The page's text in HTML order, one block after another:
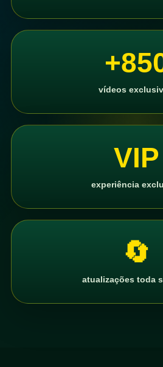
vídeos
VIP
experiência
🔄
atualizações toda